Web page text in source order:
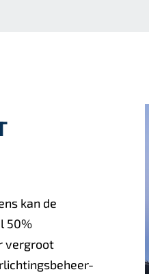
kan de
50%
vergroot